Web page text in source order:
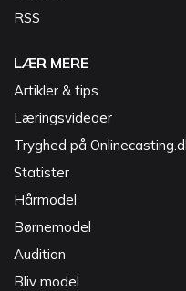
RSS
LÆR MERE
Artikler & tips
Læringsvideoer
Tryghed på
Statister
Hårmodel
Børnemodel
Audition
Bliv model